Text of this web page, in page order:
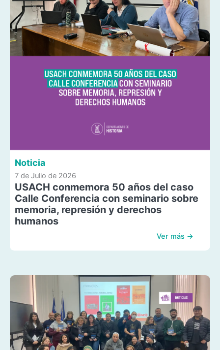
Noticia
7 de Julio de 2026
USACH conmemora 50 años del caso
Calle Conferencia con seminario sobre
memoria, represión y derechos
humanos
Ver más →